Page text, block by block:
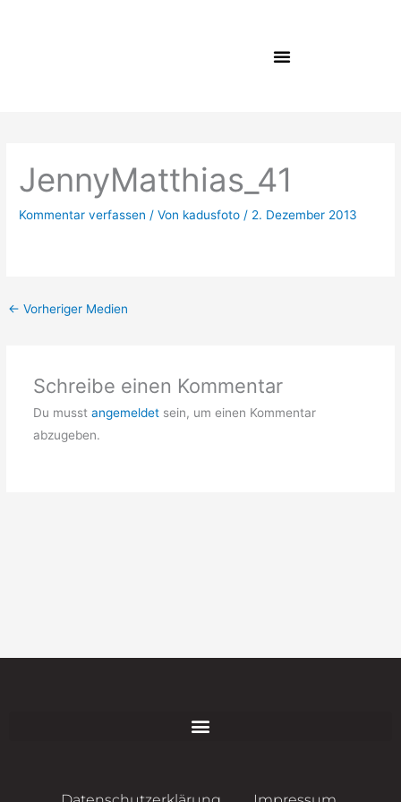
JennyMatthias_41
Kommentar verfassen / Von kadusfoto / 2. Dezember 2013
← Vorheriger Medien
Schreibe einen Kommentar
Du musst angemeldetsein, um einen Kommentar
abzugeben.